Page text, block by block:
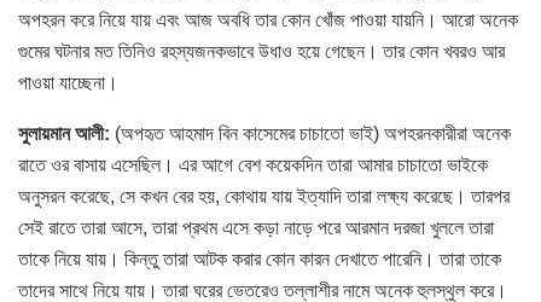
অপহরন করে নিয়ে যায় এবং আজ অবধি তার কোন খোঁজ পাওয়া যায়নি। আরো অনেক
গুমের ঘটনার মত তিনিও রহস্যজনকভাবে উধাও হয়ে গেছেন। তার কোন খবরও আর
পাওয়া যাচ্ছেনা।
সুলায়মান আলী: (অপহৃত আহমাদ বিন কাসেমের চাচাতো ভাই) অপহরনকারীরা অনেক
রাতে ওর বাসায় এসেছিল। এর আগে বেশ কয়েকদিন তারা আমার চাচাতো ভাইকে
অনুসরন করেছে, সে কখন বের হয়, কোথায় যায় ইত্যাদি তারা লক্ষ্য করেছে। তারপর
সেই রাতে তারা আসে, তারা প্রথম এসে কড়া নাড়ে পরে আরমান দরজা খুললে তারা
তাকে নিয়ে যায়। কিন্তু তারা আটক করার কোন কারন দেখাতে পারেনি। তারা তাকে
তাদের সাথে নিয়ে যায়। তারা ঘরের ভেতরেও তল্লাশীর নামে অনেক হুলস্থুল করে।